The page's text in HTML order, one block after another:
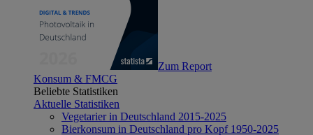
Zum Report
Konsum & FMCG
Beliebte Statistiken
Aktuelle Statistiken
Vegetarier in Deutschland 2015-2025
Bierkonsum in Deutschland pro Kopf 1950-2025